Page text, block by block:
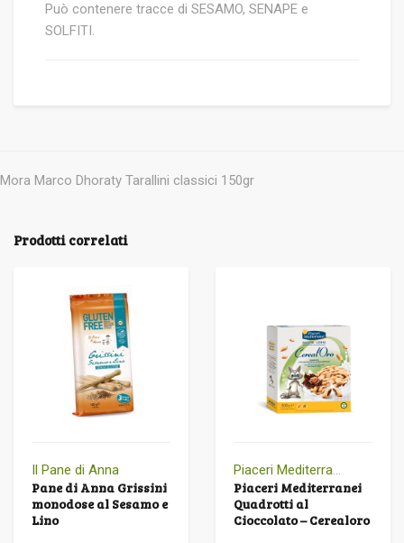
Può contenere tracce di SESAMO, SENAPE e
SOLFITI.
Mora Marco Dhoraty Tarallini classici 150gr
Prodotti correlati
Il Pane di Anna
Pane di Anna Grissini
monodose al Sesamo e
Lino
Piaceri Mediterranei
Piaceri Mediterranei
Quadrotti al
Cioccolato – Cerealoro